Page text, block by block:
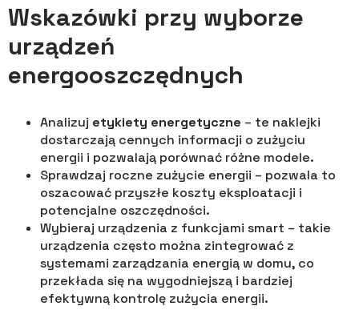
Wskazówki przy wyborze
urządzeń
energooszczędnych
Analizuj etykiety energetyczne – te naklejki
dostarczają cennych informacji o zużyciu
energii i pozwalają porównać różne modele.
Sprawdzaj roczne zużycie energii – pozwala to
oszacować przyszłe koszty eksploatacji i
potencjalne oszczędności.
Wybieraj urządzenia z funkcjami smart – takie
urządzenia często można zintegrować z
systemami zarządzania energią w domu, co
przekłada się na wygodniejszą i bardziej
efektywną kontrolę zużycia energii.